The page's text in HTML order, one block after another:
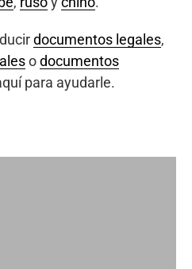
documentos legales,
odocumentos
para ayudarle.